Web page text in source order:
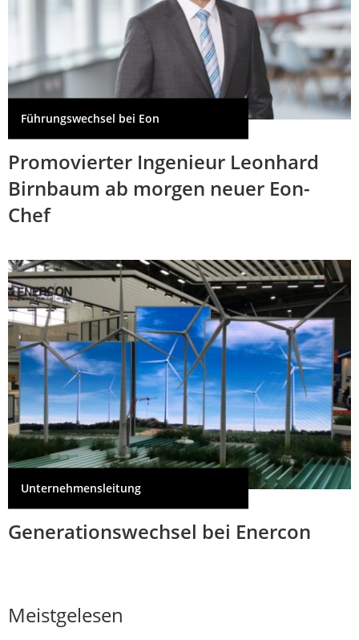
Führungswechsel bei Eon
Promovierter Ingenieur Leonhard
Birnbaum ab morgen neuer Eon-
Chef
Unternehmensleitung
Generationswechsel bei Enercon
Meistgelesen